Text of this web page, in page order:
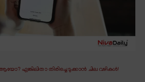
ആയോ? എങ്കിലിതാ തിരിച്ചെടുക്കാൻ ചില വഴികൾ!